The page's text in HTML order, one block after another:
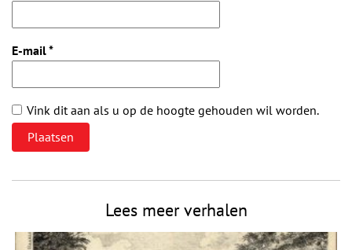
E-mail*
Vink dit aan als u op de hoogte gehouden wil worden.
Lees meer verhalen